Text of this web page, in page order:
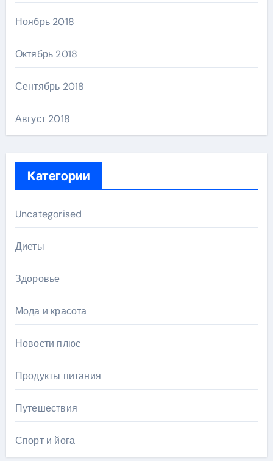
Ноябрь 2018
Октябрь 2018
Сентябрь 2018
Август 2018
Категории
Uncategorised
Диеты
Здоровье
Мода и красота
Новости плюс
Продукты питания
Путешествия
Спорт и йога